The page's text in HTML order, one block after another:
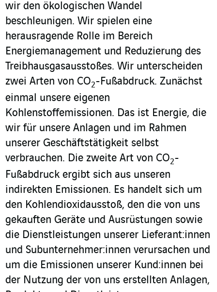
wir den ökologischen Wandel
beschleunigen. Wir spielen eine
herausragende Rolle im Bereich
Energiemanagement und Reduzierung des
Treibhausgasausstoßes. Wir unterscheiden
zwei Arten von CO2-Fußabdruck. Zunächst
einmal unsere eigenen
Kohlenstoffemissionen. Das ist Energie, die
wir für unsere Anlagen und im Rahmen
unserer Geschäftstätigkeit selbst
verbrauchen. Die zweite Art von CO2-
Fußabdruck ergibt sich aus unseren
indirekten Emissionen. Es handelt sich um
den Kohlendioxidausstoß, den die von uns
gekauften Geräte und Ausrüstungen sowie
die Dienstleistungen unserer Lieferant:innen
und Subunternehmer:innen verursachen und
um die Emissionen unserer Kund:innen bei
der Nutzung der von uns erstellten Anlagen,